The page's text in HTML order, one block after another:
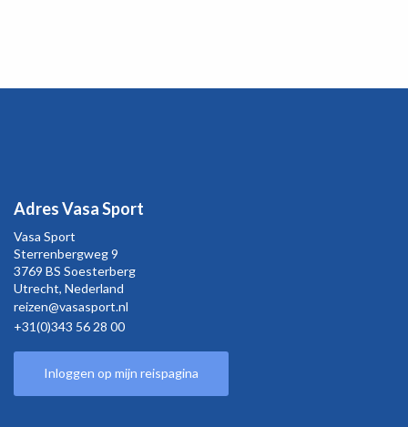
Adres Vasa Sport
Vasa Sport
Sterrenbergweg9
3769 BS Soesterberg
Utrecht, Nederland
reizen@vasasport.nl
+31(0)343 56 28 00
Inloggen op mijn reispagina